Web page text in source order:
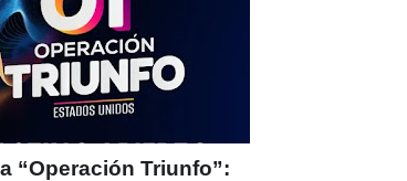
“Operación Triunfo”: